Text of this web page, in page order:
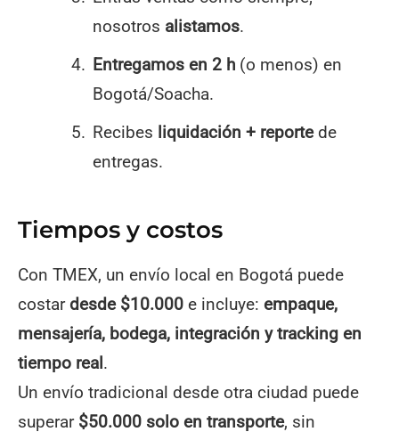
nosotros alistamos.
Entregamos en 2 h(o menos) en
Bogotá/Soacha.
Recibes liquidación + reportede
entregas.
Tiempos y costos
Con TMEX, un envío local en Bogotá puede
costar desde $10.000 e incluye: empaque,
mensajería, bodega, integración y tracking en
tiempo real.
Un envío tradicional desde otra ciudad puede
superar $50.000 solo en transporte, sin